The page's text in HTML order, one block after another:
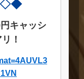
◇◆
キャッシ
！